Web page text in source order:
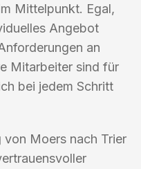
Mittelpunkt. Egal,
Angebot
an
Mitarbeiter sind für
bei jedem Schritt
von Moers nach Trier